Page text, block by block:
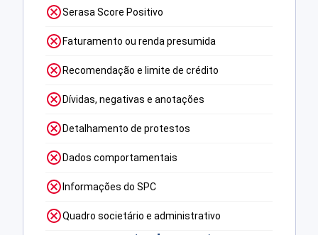
Serasa Score Positivo
Faturamento ou renda presumida
Recomendação e limite de crédito
Dívidas, negativas e anotações
Detalhamento de protestos
Dados comportamentais
Informações do SPC
Quadro societário e administrativo